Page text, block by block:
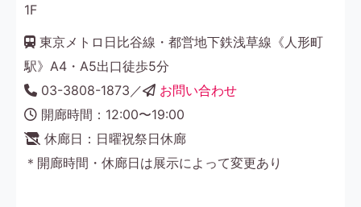
1F
東京メトロ日比谷線・都営地下鉄浅草線《人形町
駅》A4・A5出口徒歩5分
03-3808-1873／
お問い合わせ
開廊時間：12:00〜19:00
休廊日：日曜祝祭日休廊
＊開廊時間・休廊日は展示によって変更あり